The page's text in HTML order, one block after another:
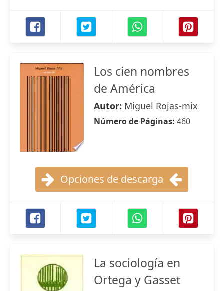
Los cien nombres
de América
Autor: Miguel Rojas-mix
Número de Páginas: 460
Opciones de descarga
La sociología en
Ortega y Gasset